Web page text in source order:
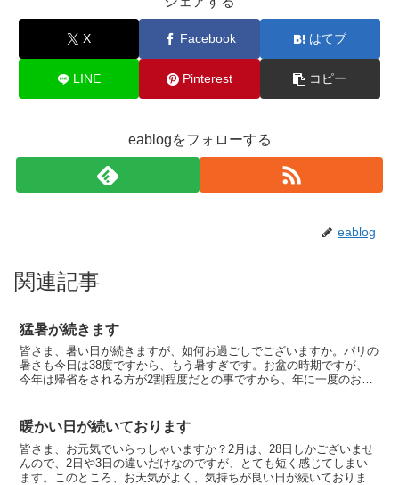
X Facebook はてブ
LINE Pinterest コピー
eablogをフォローする
eablog
関連記事
猛暑が続きます
皆さま、暑い日が続きますが、如何お過ごしでございますか。パリの
暑さも今日は38度ですから、もう暑すぎです。お盆の時期ですが、
今年は帰省をされる方が2割程度だとの事ですから、年に一度のお盆
暖かい日が続いております
皆さま、お元気でいらっしゃいますか？2月は、28日しかございませ
んので、2日や3日の違いだけなのですが、とても短く感じてしまい
ます。このところ、お天気がよく、気持ちが良い日が続いておりま